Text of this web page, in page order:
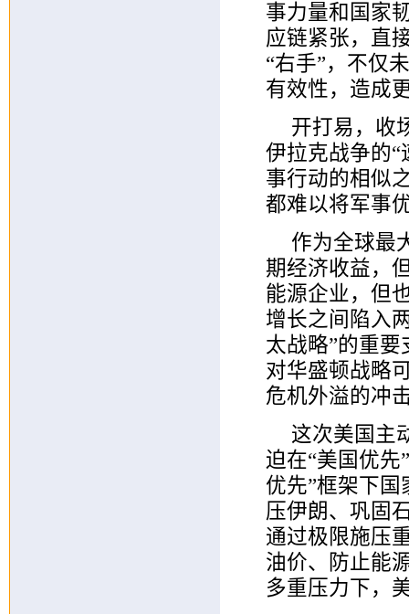
事力量和国家
应链紧张，直
“右手”，不仅
有效性，造成
开打易，收
伊拉克战争的
事行动的相似
都难以将军事
作为全球最
期经济收益，
能源企业，但
增长之间陷入
太战略”的重
对华盛顿战略
危机外溢的冲
这次美国主
迫在“美国优
优先”框架下
压伊朗、巩固
通过极限施压
油价、防止能
多重压力下，